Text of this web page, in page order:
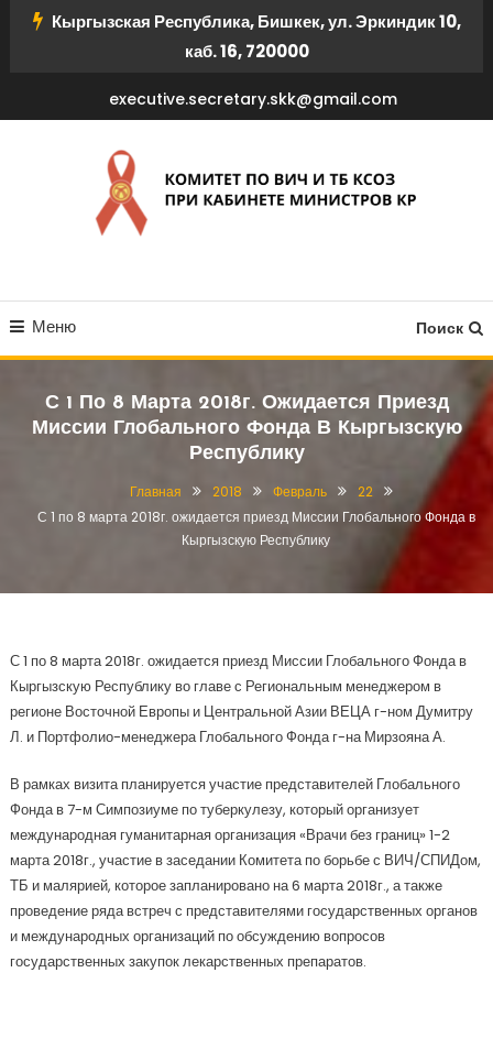
ПерейтиКыргызская Республика, Бишкек, ул. Эркиндик 10,
каб. 16, 720000
executive.secretary.skk@gmail.com
КСОЗ ПРИ КАБИНЕТЕ
МИНИСТРОВ КР
Меню Поиск
С 1 По 8 Марта 2018г. Ожидается Приезд
Миссии Глобального Фонда В Кыргызскую
Республику
Главная 2018 Февраль
22
С 1 по 8 марта 2018г. ожидается приезд Миссии Глобального Фонда в
Кыргызскую Республику
С 1 по 8 марта 2018г. ожидается приезд Миссии Глобального Фонда в
Кыргызскую Республику во главе с Региональным менеджером в
регионе Восточной Европы и Центральной Азии ВЕЦА г-ном Думитру
Л. и Портфолио-менеджера Глобального Фонда г-на Мирзояна А.
В рамках визита планируется участие представителей Глобального
Фонда в 7-м Симпозиуме по туберкулезу, который организует
международная гуманитарная организация «Врачи без границ» 1-2
марта 2018г., участие в заседании Комитета по борьбе с ВИЧ/СПИДом,
ТБ и малярией, которое запланировано на 6 марта 2018г., а также
проведение ряда встреч с представителями государственных органов
и международных организаций по обсуждению вопросов
государственных закупок лекарственных препаратов.